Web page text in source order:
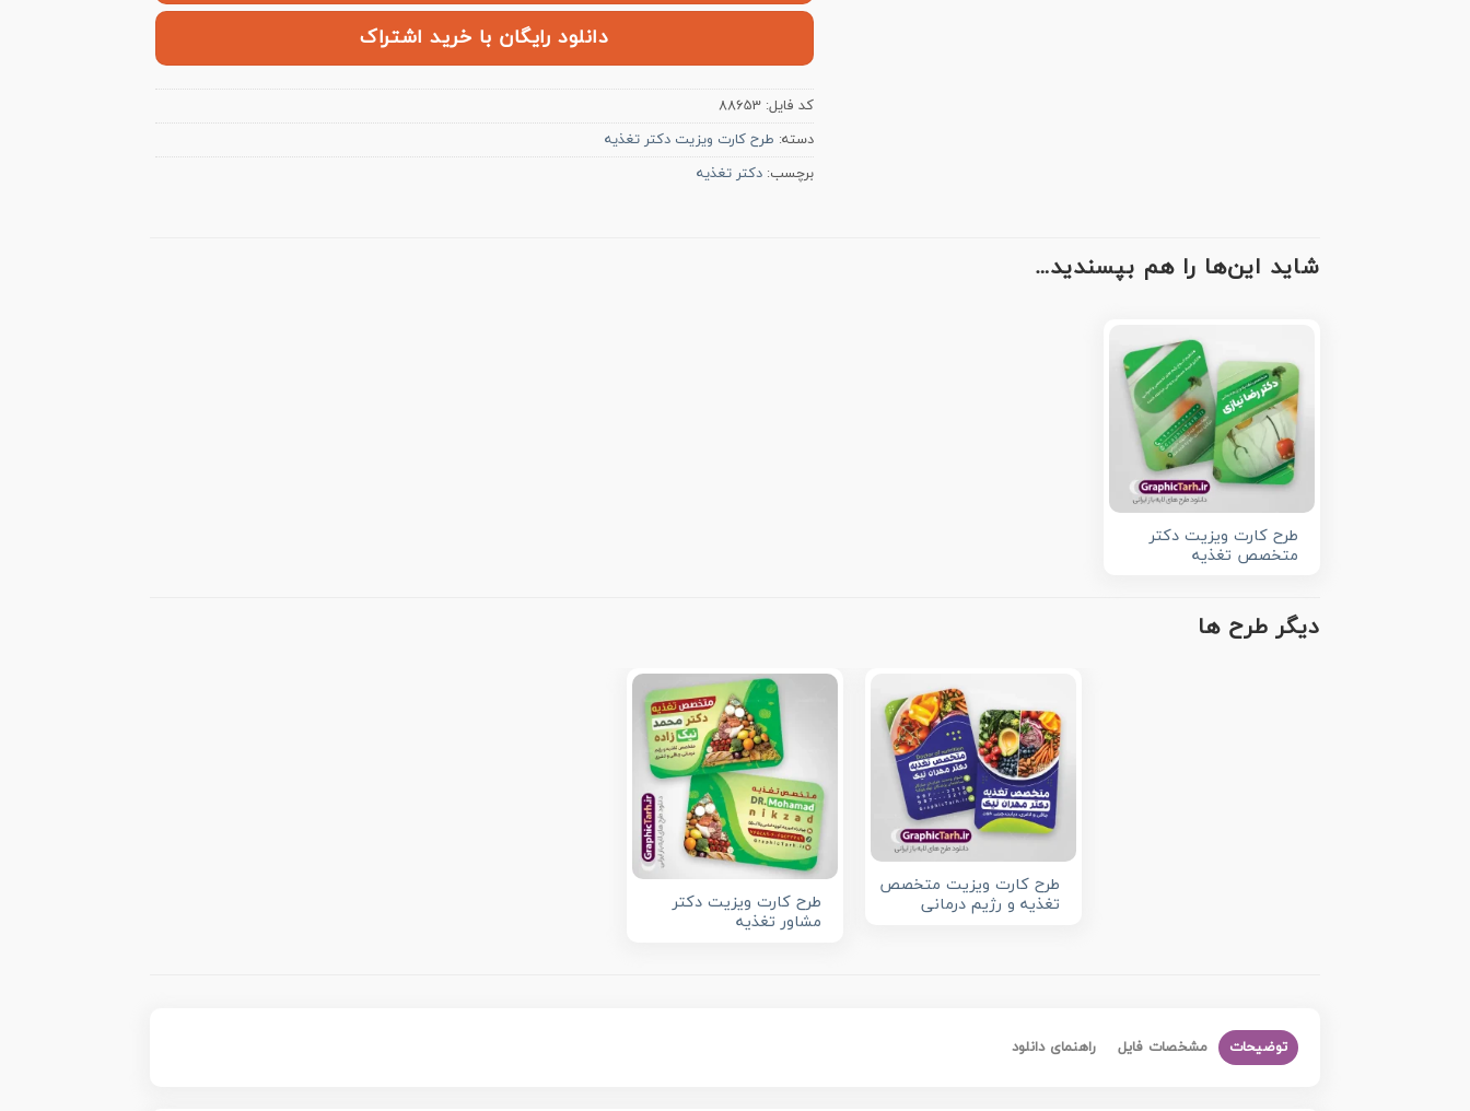
دانلود رایگان با خرید اشتراک
کد فایل:88653
دسته: طرح کارت ویزیت دکتر تغذیه
برچسب:دکتر تغذیه
شاید این‌ها را هم بپسندید…
طرح کارت ویزیت دکتر
متخصص تغذیه
دیگر طرح ها
طرح کارت ویزیت متخصص
تغذیه و رژیم درمانی
طرح کارت ویزیت دکتر
مشاور تغذیه
توضیحات مشخصات فایل راهنمای دانلود